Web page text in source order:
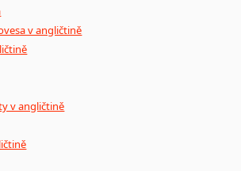
v angličtině
v angličtině